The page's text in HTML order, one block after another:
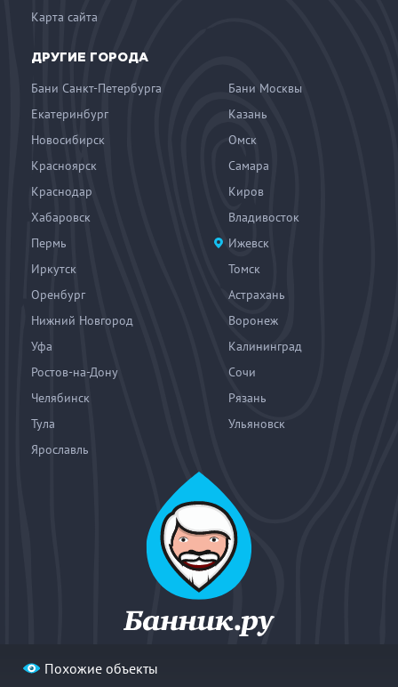
Похожие объекты
Карта сайта
ДРУГИЕ ГОРОДА
Бани Санкт-Петербурга
Бани Москвы
Екатеринбург
Казань
Новосибирск
Омск
Красноярск
Самара
Краснодар
Киров
Хабаровск
Владивосток
Пермь
Ижевск
Иркутск
Томск
Оренбург
Астрахань
Нижний Новгород
Воронеж
Уфа
Калининград
Ростов-на-Дону
Сочи
Челябинск
Рязань
Тула
Ульяновск
Ярославль